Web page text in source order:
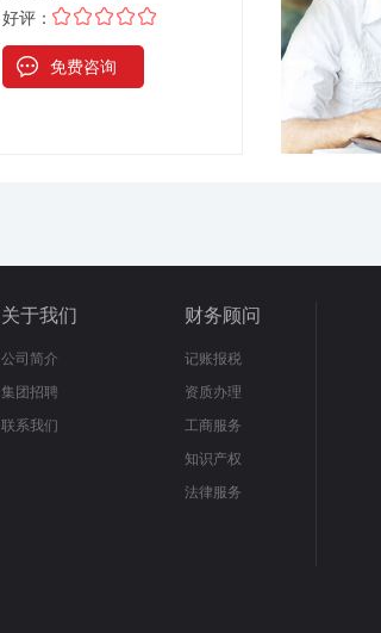
好评：
免费咨询
关于我们
公司简介
集团招聘
联系我们
财务顾问
记账报税
资质办理
工商服务
知识产权
法律服务